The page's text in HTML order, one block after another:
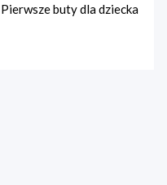
Pierwsze buty dla dziecka